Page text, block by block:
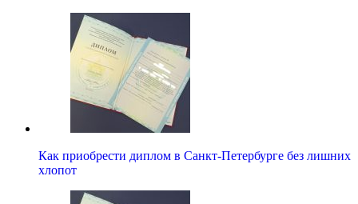
Как приобрести диплом в Санкт-Петербурге без лишних
хлопот